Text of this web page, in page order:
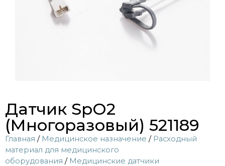
Датчик SpO2
(Многоразовый) 521189
Главная / Медицинское назначение / Расходный
материал для медицинского
оборудования / Медицинские датчики